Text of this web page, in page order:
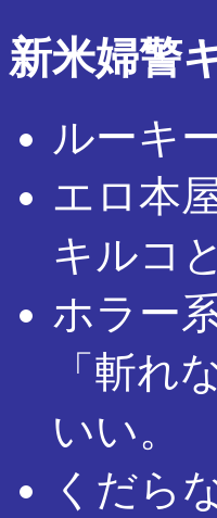
新米婦警
ルーキ
エロ本
キルコ
ホラー
「斬れ
いい。
くだら